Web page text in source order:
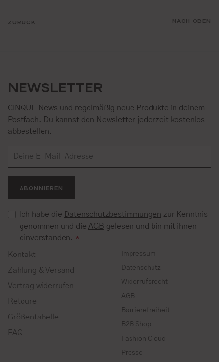
ZURÜCK NACH OBEN
NEWSLETTER
CINQUE News und regelmäßig neue Produkte in deinem
Postfach. Du kannst den Newsletter jederzeit kostenlos
abbestellen.
ABONNIEREN
Ich habe die Datenschutzbestimmungen zur Kenntnis
genommen und die AGB gelesen und bin mit ihnen
einverstanden. *
Kontakt
Zahlung & Versand
Vertrag widerrufen
Retoure
Größentabelle
FAQ
Impressum
Datenschutz
Widerrufsrecht
AGB
Barrierefreiheit
B2B Shop
Fashion Cloud
Presse